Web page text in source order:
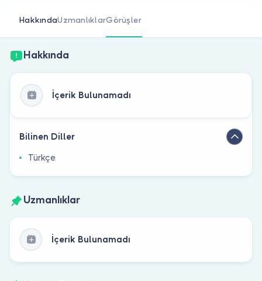
HakkındaUzmanlıklarGörüşler
Hakkında
İçerik Bulunamadı
Bilinen Diller
Türkçe
Uzmanlıklar
İçerik Bulunamadı